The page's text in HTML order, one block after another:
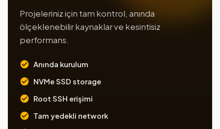
Projeleriniz için tam kontrol, anında
ölçeklenebilir kaynaklar ve kesintisiz
performans.
Anında kurulum
NVMe SSD storage
Root SSH erişimi
Tam yedekli network